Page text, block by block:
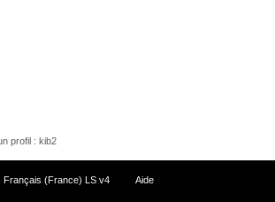
profil : kib2
Français (France) LS v4 Aide